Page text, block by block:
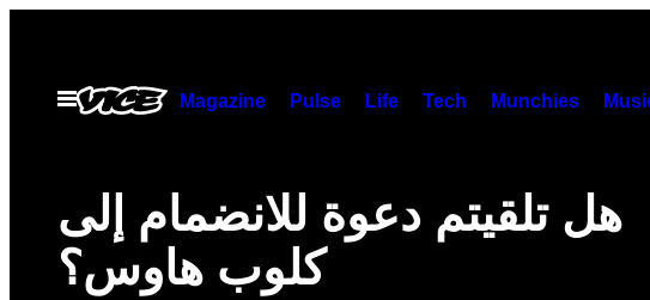
contentOpen
Menu
Magazine Pulse Life Tech Munchies
هل تلقيتم دعوة للانضمام إلى
كلوب هاوس؟